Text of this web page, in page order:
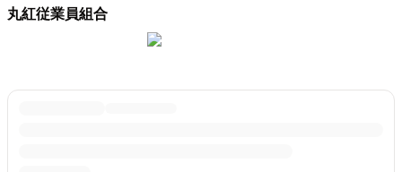
丸紅従業員組合